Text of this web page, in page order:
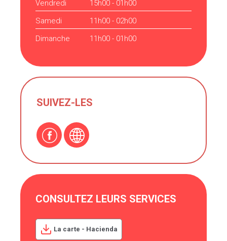
Vendredi
15h00 - 01h00
Samedi
11h00 - 02h00
Dimanche
11h00 - 01h00
SUIVEZ-LES
CONSULTEZ LEURS SERVICES
La carte - Hacienda